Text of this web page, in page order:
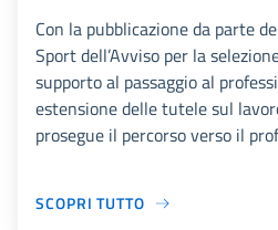
Con la pubblicazione da parte
Sport dell’Avviso per la
supporto al passaggio al
estensione delle tutele sul
prosegue il percorso verso il
SCOPRI TUTTO